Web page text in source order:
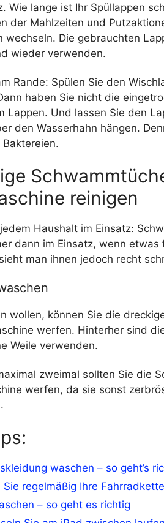
Wie lange ist Ihr Spüllappen
der Mahlzeiten und
wechseln. Die gebrauchten
wieder verwenden.
Rande: Spülen Sie den
haben Sie nicht die
Lappen. Und lassen Sie den
den Wasserhahn hängen.
reinigen
Haushalt im Einsatz:
dann im Einsatz, wenn
man ihnen jedoch recht
wollen, können Sie die
werfen. Hinterher sind
Weile verwenden.
zweimal sollten Sie die
werfen, da sie sonst
waschen – so geht’s
Sie regelmäßig Ihre Fahrradkette
– so geht es richtig